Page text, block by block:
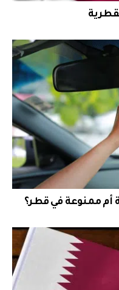
أم ممنوعة في قطر؟